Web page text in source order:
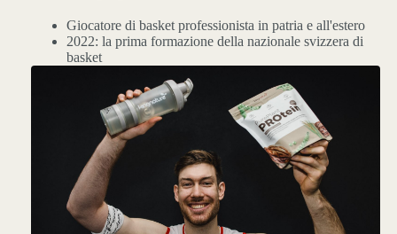
Giocatore di basket professionista in patria e all'estero
2022: la prima formazione della nazionale svizzera di
basket